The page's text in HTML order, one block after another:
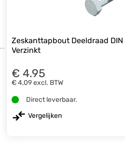
Zeskanttapbout Deeldraad DIN
Verzinkt
€ 4.95
€ 4,09excl. BTW
Direct leverbaar.
Vergelijken